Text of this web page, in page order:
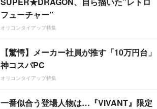
フューチャー”
オリコンタイアップ特集
【驚愕】メーカー社員が推す「10万円台」
神コスパPC
オリコンタイアップ特集
一番似合う登場人物は…『VIVANT』限定